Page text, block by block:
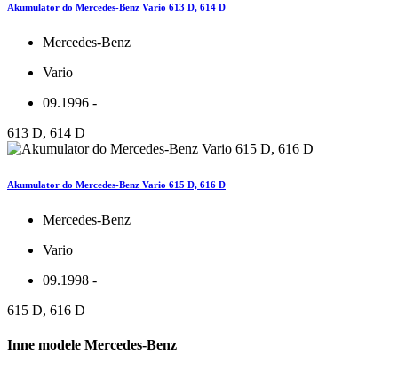
Akumulator do Mercedes-Benz Vario 613 D, 614 D
Mercedes-Benz
Vario
09.1996 -
613 D, 614 D
Akumulator do Mercedes-Benz Vario 615 D, 616 D
Mercedes-Benz
Vario
09.1998 -
615 D, 616 D
Inne modele Mercedes-Benz